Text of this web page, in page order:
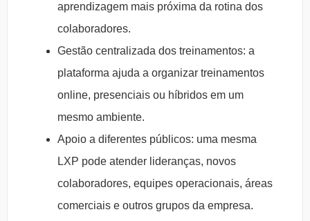
aprendizagem mais próxima da rotina dos
colaboradores.
Gestão centralizada dos treinamentos: a
plataforma ajuda a organizar treinamentos
online, presenciais ou híbridos em um
mesmo ambiente.
Apoio a diferentes públicos: uma mesma
LXP pode atender lideranças, novos
colaboradores, equipes operacionais, áreas
comerciais e outros grupos da empresa.